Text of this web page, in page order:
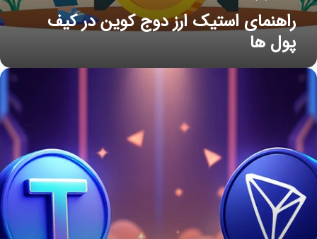
راهنمای استیک ارز دوج کوین در کیف
پول ها